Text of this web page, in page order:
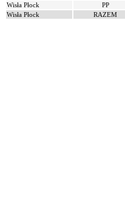
Wisła Płock
PP
Wisła Płock
RAZEM